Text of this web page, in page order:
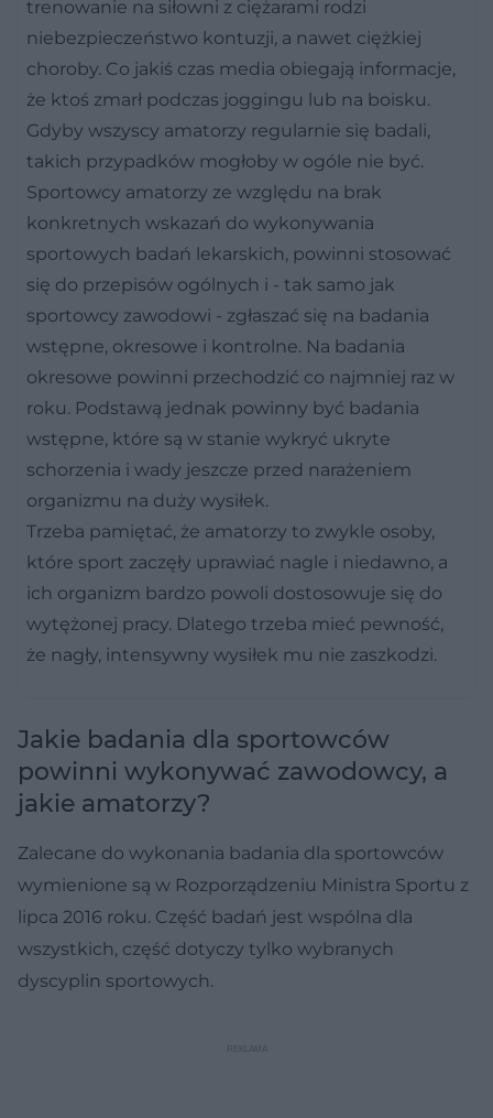
trenowanie na siłowni z ciężarami rodzi
niebezpieczeństwo kontuzji, a nawet ciężkiej
choroby. Co jakiś czas media obiegają informacje,
że ktoś zmarł podczas joggingu lub na boisku.
Gdyby wszyscy amatorzy regularnie się badali,
takich przypadków mogłoby w ogóle nie być.
Sportowcy amatorzy ze względu na brak
konkretnych wskazań do wykonywania
sportowych badań lekarskich, powinni stosować
się do przepisów ogólnych i - tak samo jak
sportowcy zawodowi - zgłaszać się na badania
wstępne, okresowe i kontrolne. Na badania
okresowe powinni przechodzić co najmniej raz w
roku. Podstawą jednak powinny być badania
wstępne, które są w stanie wykryć ukryte
schorzenia i wady jeszcze przed narażeniem
organizmu na duży wysiłek.
Trzeba pamiętać, że amatorzy to zwykle osoby,
które sport zaczęły uprawiać nagle i niedawno, a
ich organizm bardzo powoli dostosowuje się do
wytężonej pracy. Dlatego trzeba mieć pewność,
że nagły, intensywny wysiłek mu nie zaszkodzi.
Jakie badania dla sportowców
powinni wykonywać zawodowcy, a
jakie amatorzy?
Zalecane do wykonania badania dla sportowców
wymienione są w Rozporządzeniu Ministra Sportu z
lipca 2016 roku. Część badań jest wspólna dla
wszystkich, część dotyczy tylko wybranych
dyscyplin sportowych.